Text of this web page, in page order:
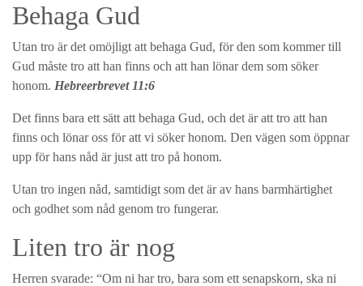
Behaga Gud
Utan tro är det omöjligt att behaga Gud, för den som kommer till
Gud måste tro att han finns och att han lönar dem som söker
honom. Hebreerbrevet 11:6
Det finns bara ett sätt att behaga Gud, och det är att tro att han
finns och lönar oss för att vi söker honom. Den vägen som öppnar
upp för hans nåd är just att tro på honom.
Utan tro ingen nåd, samtidigt som det är av hans barmhärtighet
och godhet som nåd genom tro fungerar.
Liten tro är nog
Herren svarade: “Om ni har tro, bara som ett senapskorn, ska ni